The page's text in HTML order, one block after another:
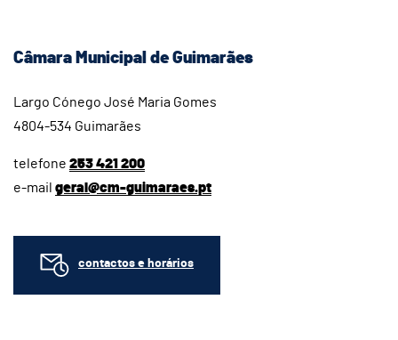
Câmara Municipal de Guimarães
Largo Cónego José Maria Gomes
4804-534 Guimarães
telefone 253 421 200
e-mail geral@cm-guimaraes.pt
contactos e horários